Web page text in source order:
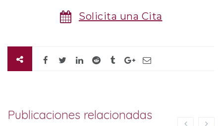
Solicita una Cita
Publicaciones relacionadas